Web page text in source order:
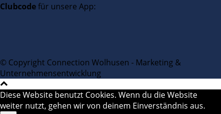
Clubcodefür unsere App:
© Copyright Connection Wolhusen - Marketing &
Unternehmensentwicklung
Diese Website benutzt Cookies. Wenn du die Website
weiter nutzt, gehen wir von deinem Einverständnis aus.